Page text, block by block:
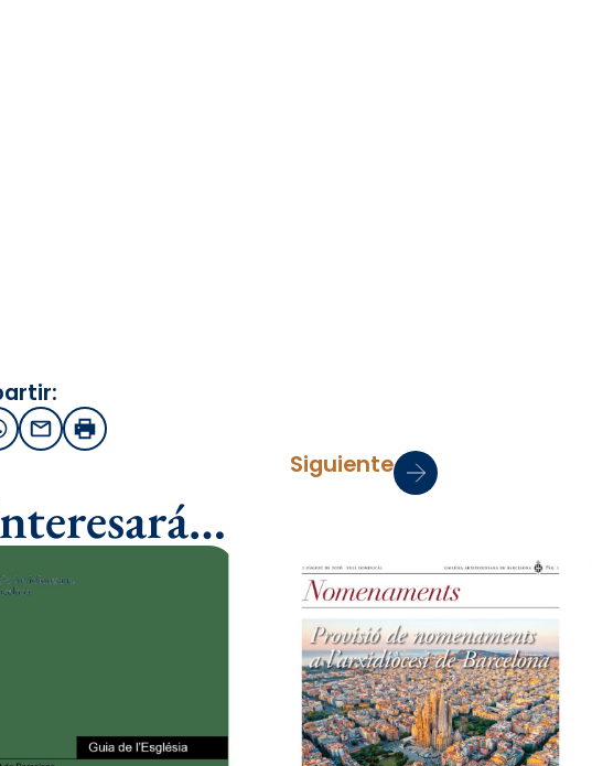
EmailImprimir
Siguiente